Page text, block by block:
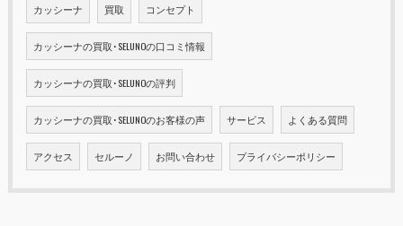
カッシーナ 買取 コンセプト
カッシーナの買取･SELUNOの口コミ情報
カッシーナの買取･SELUNOの評判
カッシーナの買取･SELUNOのお客様の声 サービス よくある質問
アクセス セルーノ お問い合わせ プライバシーポリシー